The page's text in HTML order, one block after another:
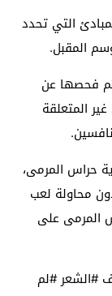
التي تحدد
المقبل.
فحصها عن
المتعلقة
حراس المرمى،
محاولة لعب
المرمى على
#الشعر #لم